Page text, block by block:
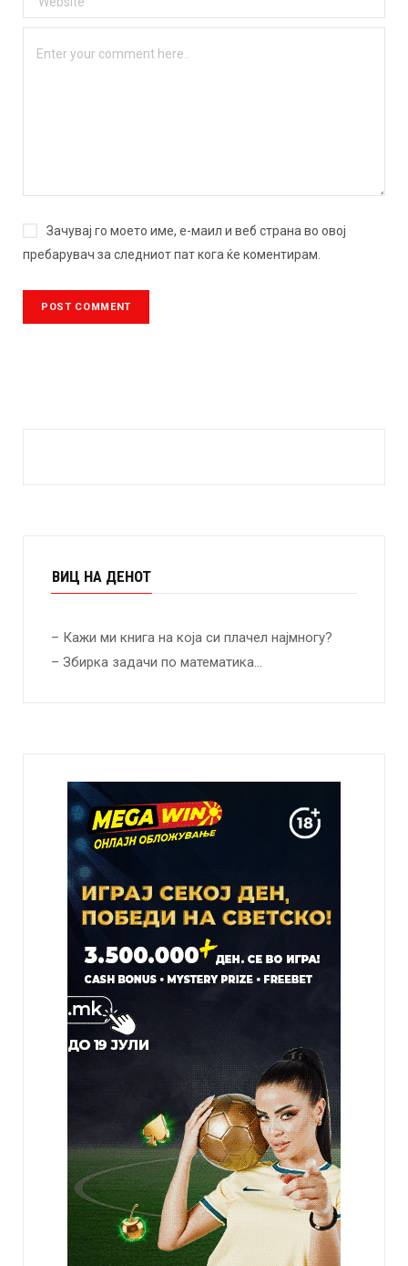
Зачувај го моето име, е-маил и веб страна во овој
пребарувач за следниот пат кога ќе коментирам.
ВИЦ НА ДЕНОТ
– Кажи ми книга на која си плачел најмногу?
– Збирка задачи по математика…